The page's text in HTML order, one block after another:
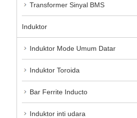
Transformer Sinyal BMS
Induktor
Induktor Mode Umum Datar
Induktor Toroida
Bar Ferrite Inducto
Induktor inti udara